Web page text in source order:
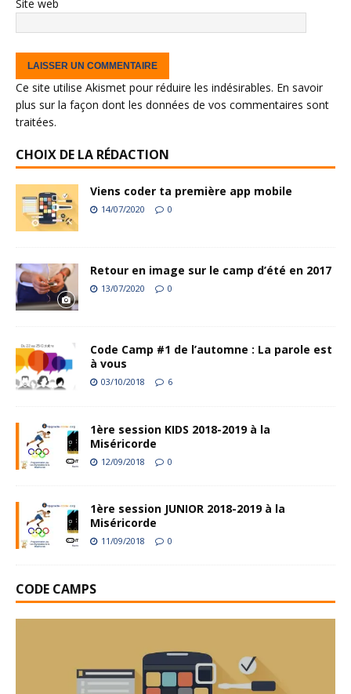
Site web
Ce site utilise Akismet pour réduire les indésirables. En savoir
plus sur la façon dont les données de vos commentaires sont
traitées.
CHOIX DE LA RÉDACTION
Viens coder ta première app mobile
14/07/2020 0
Retour en image sur le camp d’été en 2017
13/07/2020 0
Code Camp #1 de l’automne : La parole est
à vous
03/10/2018 6
1ère session KIDS 2018-2019 à la
Miséricorde
12/09/2018 0
1ère session JUNIOR 2018-2019 à la
Miséricorde
11/09/2018 0
CODE CAMPS